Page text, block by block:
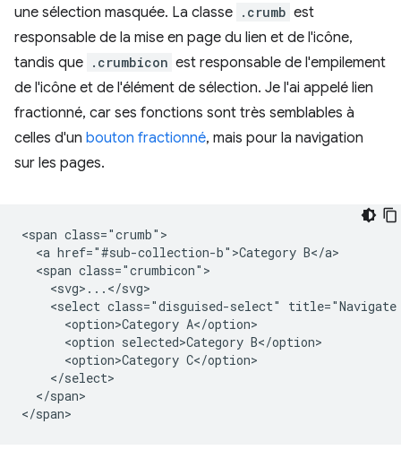
une sélection masquée. La classe .crumb est
responsable de la mise en page du lien et de l'icône,
tandis que .crumbicon est responsable de l'empilement
de l'icône et de l'élément de sélection. Je l'ai appelé lien
fractionné, car ses fonctions sont très semblables à
celles d'un bouton fractionné, mais pour la navigation
sur les pages.
<span class="crumb">
  <a href="#sub-collection-b">Category B</a>
  <span class="crumbicon">
    <svg>...</svg>
<select class="disguised-select"
      <option>Category A</option>
      <option selected>Category B</option>
      <option>Category C</option>
    </select>
  </span>